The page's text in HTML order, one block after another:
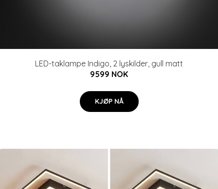
LED-taklampe Indigo, 2 lyskilder, gull matt
9599 NOK
KJØP NÅ